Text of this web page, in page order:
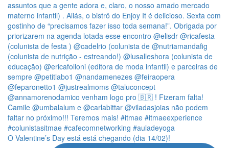
O Valentine’s Day está está chegando (dia 14/02)!